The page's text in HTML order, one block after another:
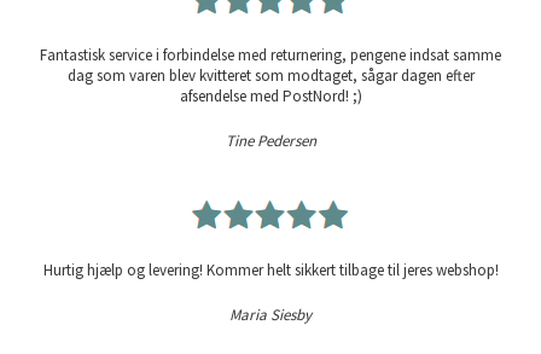
Fantastisk service i forbindelse med returnering, pengene indsat samme
dag som varen blev kvitteret som modtaget, sågar dagen efter
afsendelse med PostNord! ;)
Tine Pedersen
Hurtig hjælp og levering! Kommer helt sikkert tilbage til jeres webshop!
Maria Siesby